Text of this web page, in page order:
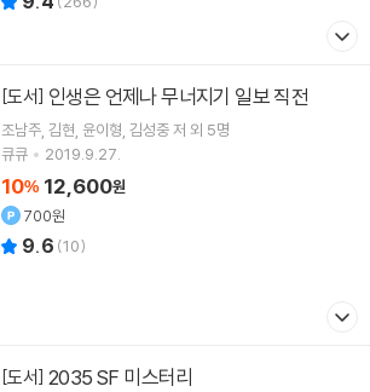
[도서] 인생은 언제나 무너지기 일보 직전
조남주 김현 윤이형 김성중저 외 5명
큐큐
2019.9.27.
10% 12,600원
700원
9.6 (10)
[도서] 2035 SF 미스터리